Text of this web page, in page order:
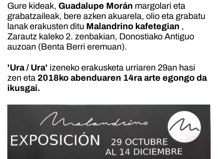
Gure kideak, Guadalupe Morán margolari eta
grabatzaileak, bere azken akuarela, olio eta grabatu
lanak erakusten ditu Malandrino kafetegian ,
Zarautz kaleko 2. zenbakian, Donostiako Antiguo
auzoan (Benta Berri eremuan).
'Ura / Ura' izeneko erakusketa urriaren 29an hasi
zen eta 2018ko abenduaren 14ra arte egongo da
ikusgai.